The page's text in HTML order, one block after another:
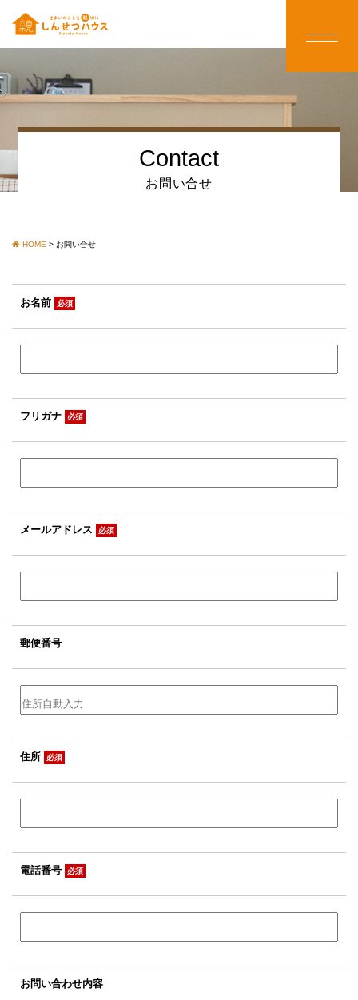
Contact
お問い合せ
HOME > お問い合せ
お名前 必須
フリガナ 必須
メールアドレス 必須
郵便番号
住所 必須
電話番号 必須
お問い合わせ内容